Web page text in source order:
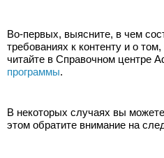
Во-первых, выясните, в чем
требованиях к контенту и о
читайте в Справочном центре
программы.
В некоторых случаях вы
этом обратите внимание на